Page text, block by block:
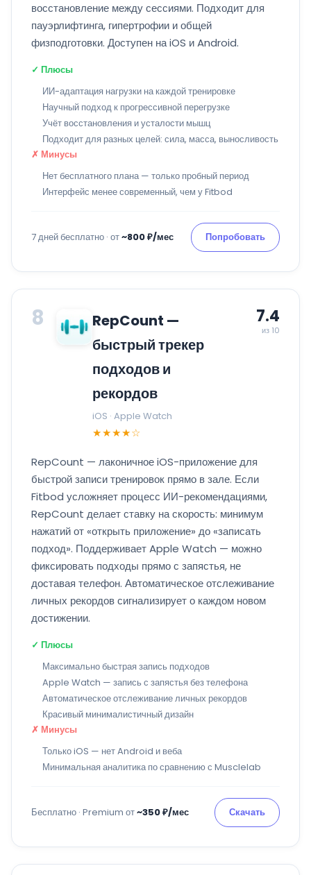
восстановление между сессиями. Подходит для
пауэрлифтинга, гипертрофии и общей
физподготовки. Доступен на iOS и Android.
✓ Плюсы
ИИ-адаптация нагрузки на каждой тренировке
Научный подход к прогрессивной перегрузке
Учёт восстановления и усталости мышц
Подходит для разных целей: сила, масса, выносливость
✗ Минусы
Нет бесплатного плана — только пробный период
Интерфейс менее современный, чем у Fitbod
7 дней бесплатно · от~800 ₽/мес Попробовать
8
RepCount —
быстрый трекер
подходов и
рекордов
iOS · Apple Watch
★★★★☆
7.4
из 10
RepCount — лаконичное iOS-приложение для
быстрой записи тренировок прямо в зале. Если
Fitbod усложняет процесс ИИ-рекомендациями,
RepCount делает ставку на скорость: минимум
нажатий от «открыть приложение» до «записать
подход». Поддерживает Apple Watch — можно
фиксировать подходы прямо с запястья, не
доставая телефон. Автоматическое отслеживание
личных рекордов сигнализирует о каждом новом
достижении.
✓ Плюсы
Максимально быстрая запись подходов
Apple Watch — запись с запястья без телефона
Автоматическое отслеживание личных рекордов
Красивый минималистичный дизайн
✗ Минусы
Только iOS — нет Android и веба
Минимальная аналитика по сравнению с Musclelab
Бесплатно · Premium от~350 ₽/мес Скачать